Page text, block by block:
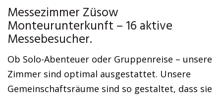
Messezimmer Züsow
Monteurunterkunft – 16 aktive
Messebesucher.
Ob Solo-Abenteuer oder Gruppenreise – unsere
Zimmer sind optimal ausgestattet. Unsere
Gemeinschaftsräume sind so gestaltet, dass sie